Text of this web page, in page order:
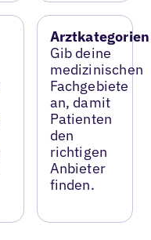
Arztkategorien
Gib deine
medizinischen
Fachgebiete
an, damit
Patienten
den
richtigen
Anbieter
finden.